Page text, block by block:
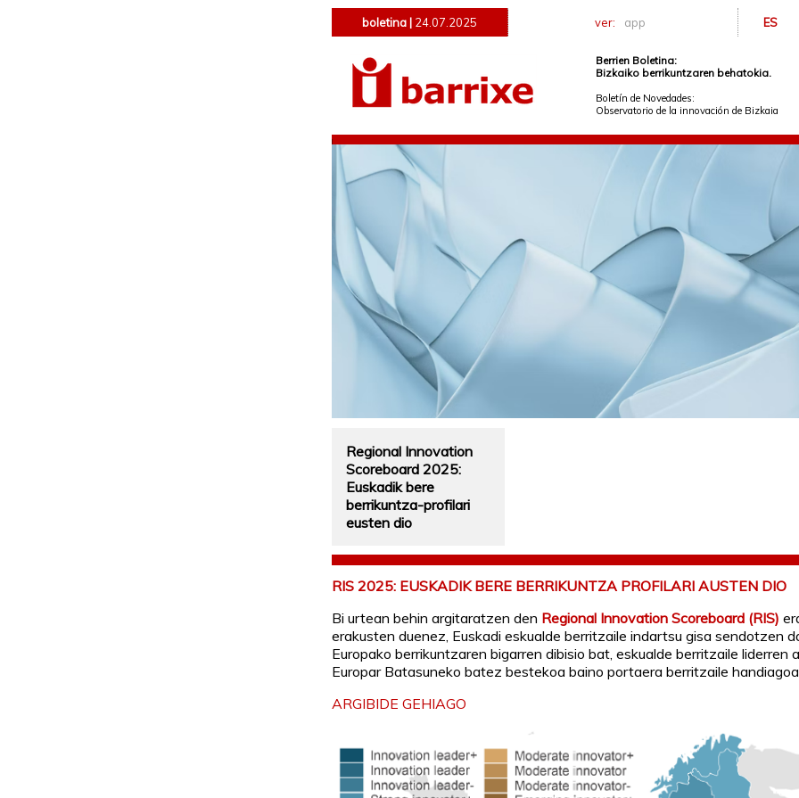
boletina | 24.07.2025 ver: app ES
Berrien Boletina:
Bizkaiko berrikuntzaren behatokia.
Boletín de Novedades:
Observatorio de la innovación de Bizkaia
Regional Innovation
Scoreboard 2025:
Euskadik bere
berrikuntza-profilari
eusten dio
RIS 2025: EUSKADIK BERE BERRIKUNTZA PROFILARI AUSTEN DIO
Bi urtean behin argitaratzen den Regional Innovation Scoreboard (RIS)
erakusten duenez, Euskadi eskualde berritzaile indartsu gisa sendotzen
Europako berrikuntzaren bigarren dibisio bat, eskualde berritzaile liderren
Europar Batasuneko batez bestekoa baino portaera berritzaile
ARGIBIDE GEHIAGO